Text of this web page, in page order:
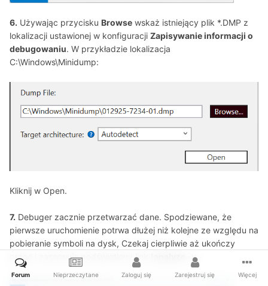
6. Używając przycisku Browse wskaż istniejący plik *.DMP z
lokalizacji ustawionej w konfiguracji Zapisywanie informacji o
debugowaniu. W przykładzie lokalizacja
C:\Windows\Minidump:
Kliknij w Open.
7. Debuger zacznie przetwarzać dane. Spodziewane, że
pierwsze uruchomienie potrwa dłużej niż kolejne ze względu na
pobieranie symboli na dysk, Czekaj cierpliwie aż ukończy
pracę i zaserwuje podświetlony link
!analyze -v:
Forum Nieprzeczytane Zaloguj się Zarejestruj się Więcej